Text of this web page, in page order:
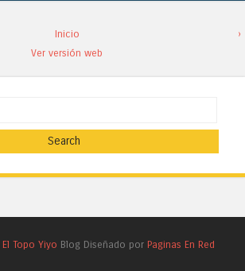
›
Inicio
Ver versión web
El Topo Yiyo Blog Diseñado por Paginas En Red